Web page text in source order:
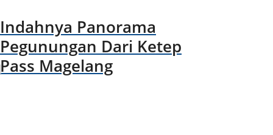
Indahnya Panorama
Pegunungan Dari Ketep
Pass Magelang